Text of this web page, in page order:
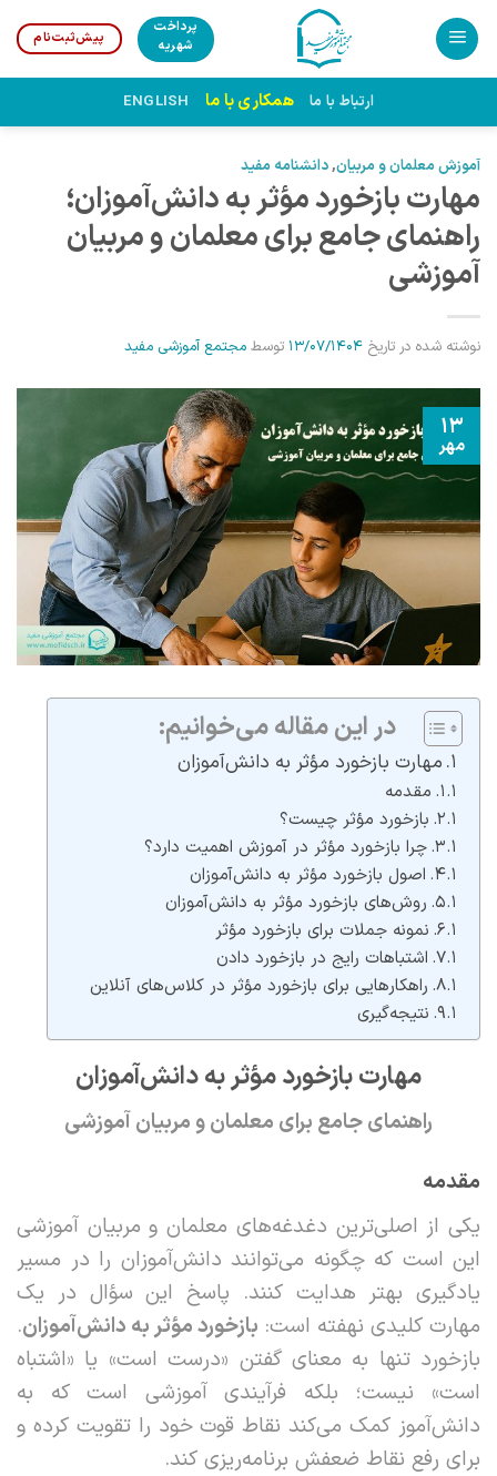
Skip
content
پرداخت
شهریه
پیش‌ثبت‌نام
ارتباط با ما همکاری با ما ENGLISH
آموزش معلمان و مربیان,دانشنامه مفید
مهارت بازخورد مؤثر به دانش‌آموزان؛
راهنمای جامع برای معلمان و مربیان
آموزشی
نوشته شده در تاریخ 13/07/1404 توسط مجتمع آموزشی مفید
13
مهر
در این مقاله می‌خوانیم:
مهارت بازخورد مؤثر به دانش‌آموزان
مقدمه
بازخورد مؤثر چیست؟
چرا بازخورد مؤثر در آموزش اهمیت دارد؟
اصول بازخورد مؤثر به دانش‌آموزان
روش‌های بازخورد مؤثر به دانش‌آموزان
نمونه جملات برای بازخورد مؤثر
اشتباهات رایج در بازخورد دادن
راهکارهایی برای بازخورد مؤثر در کلاس‌های آنلاین
نتیجه‌گیری
مهارت بازخورد مؤثر به دانش‌آموزان
راهنمای جامع برای معلمان و مربیان آموزشی
مقدمه
یکی از اصلی‌ترین دغدغه‌های معلمان و مربیان آموزشی
این است که چگونه می‌توانند دانش‌آموزان را در مسیر
یادگیری بهتر هدایت کنند. پاسخ این سؤال در یک
مهارت کلیدی نهفته است: بازخورد مؤثر به دانش‌آموزان.
بازخورد تنها به معنای گفتن «درست است» یا «اشتباه
است» نیست؛ بلکه فرآیندی آموزشی است که به
دانش‌آموز کمک می‌کند نقاط قوت خود را تقویت کرده و
برای رفع نقاط ضعفش برنامه‌ریزی کند.